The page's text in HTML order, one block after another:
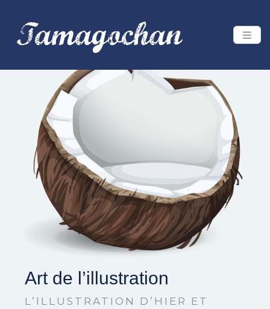
Art de l’illustration
L’ILLUSTRATION D’HIER ET